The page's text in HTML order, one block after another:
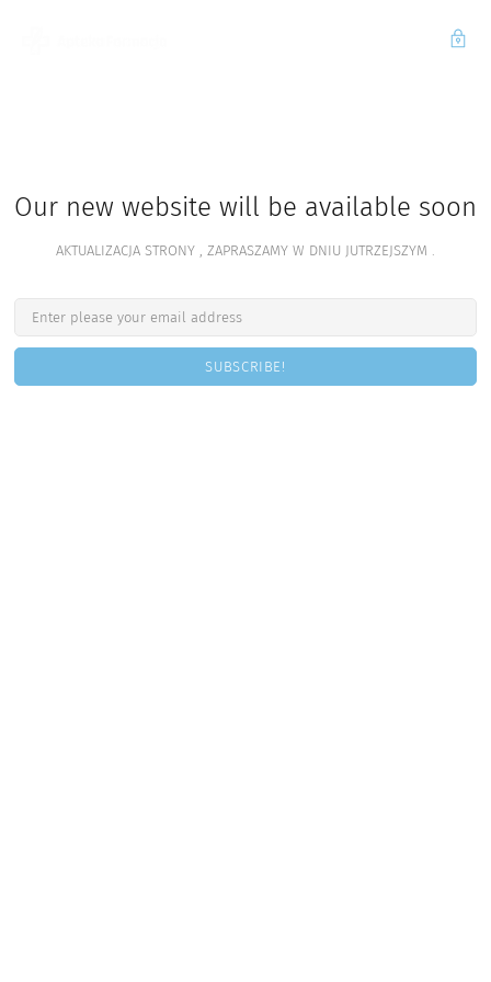
Our new website will be available soon
AKTUALIZACJA STRONY , ZAPRASZAMY W DNIU JUTRZEJSZYM .
SUBSCRIBE!